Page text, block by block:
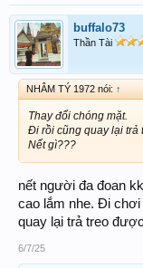
buffalo73
Thần Tài
NHÂM TÝ 1972 nói: ↑
Thay đổi chóng mặt.
Đi rồi cũng quay lại trả
Nết gì???
nết người đa đoan
cao lắm nhe. Đi chơi
quay lại trả treo
6/7/25